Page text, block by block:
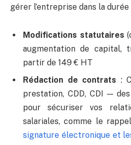
gérer l’entreprise dans la durée
Modifications statutaires
augmentation de capital,
partir de 149 € HT
Rédaction de contrats :
prestation, CDD, CDI —
pour sécuriser vos
salariales, comme le
signature électronique et